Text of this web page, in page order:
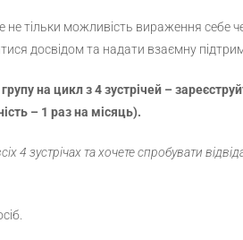
не тільки можливість вираження себе
досвідом та надати взаємну
на цикл з 4 зустрічей –
– 1 раз на місяць).
4 зустрічах та хочете спробувати